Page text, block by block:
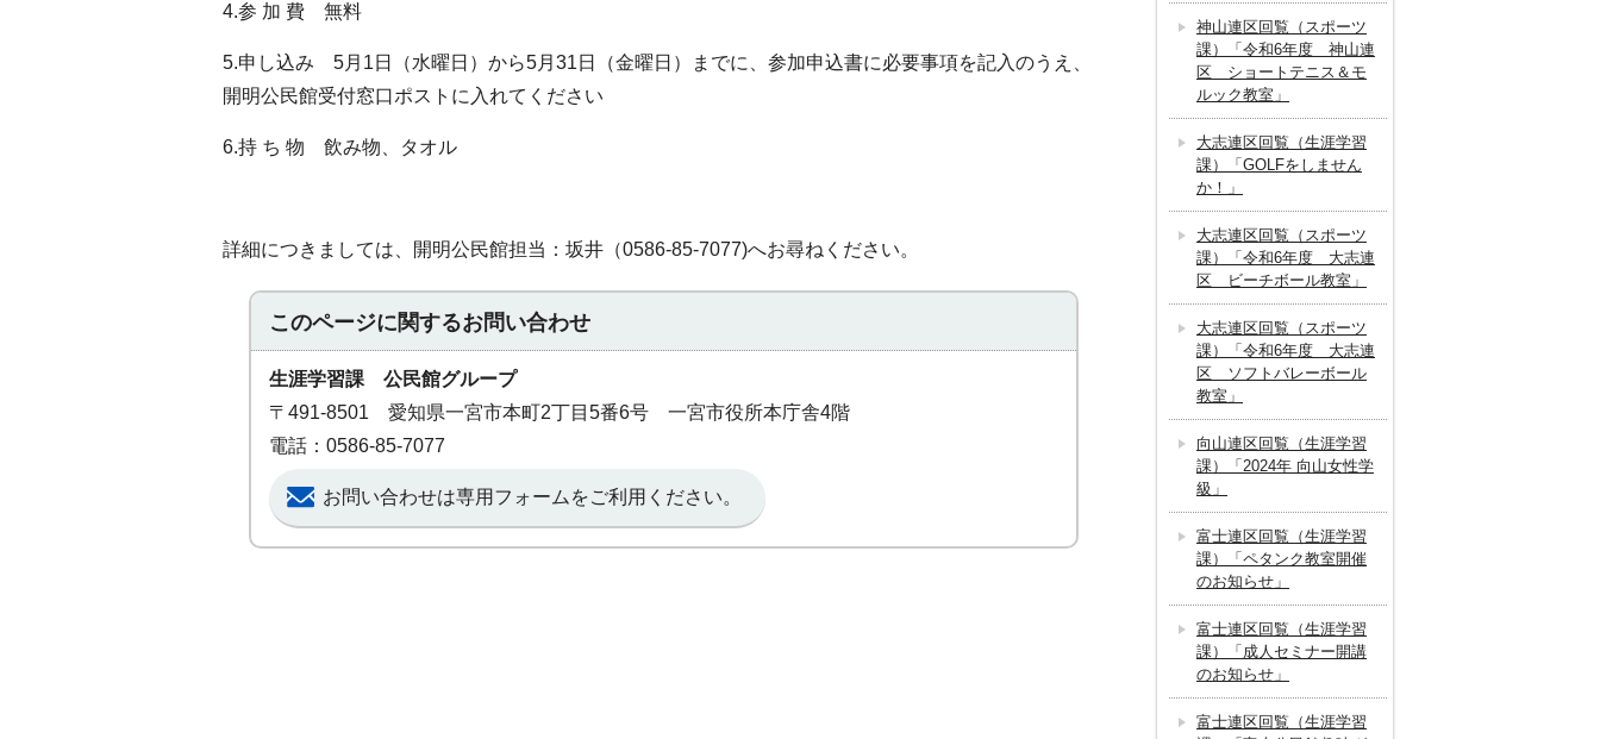
4.参 加 費 無料
5.申し込み 5月1日（水曜日）から5月31日（金曜日）までに、参加申込書に必要事項を記入のうえ、
開明公民館受付窓口ポストに入れてください
6.持 ち 物 飲み物、タオル
詳細につきましては、開明公民館担当：坂井（0586-85-7077)へお尋ねください。
このページに関するお問い合わせ
生涯学習課 公民館グループ
〒491-8501 愛知県一宮市本町2丁目5番6号 一宮市役所本庁舎4階
電話：0586-85-7077
お問い合わせは専用フォームをご利用ください。
神山連区回覧（スポーツ
課）「令和6年度 神山連
区 ショートテニス＆モ
ルック教室」
大志連区回覧（生涯学習
課）「GOLFをしません
か！」
大志連区回覧（スポーツ
課）「令和6年度 大志連
区 ビーチボール教室」
大志連区回覧（スポーツ
課）「令和6年度 大志連
区 ソフトバレーボール
教室」
向山連区回覧（生涯学習
課）「2024年 向山女性学
級」
富士連区回覧（生涯学習
課）「ペタンク教室開催
のお知らせ」
富士連区回覧（生涯学習
課）「成人セミナー開講
のお知らせ」
富士連区回覧（生涯学習